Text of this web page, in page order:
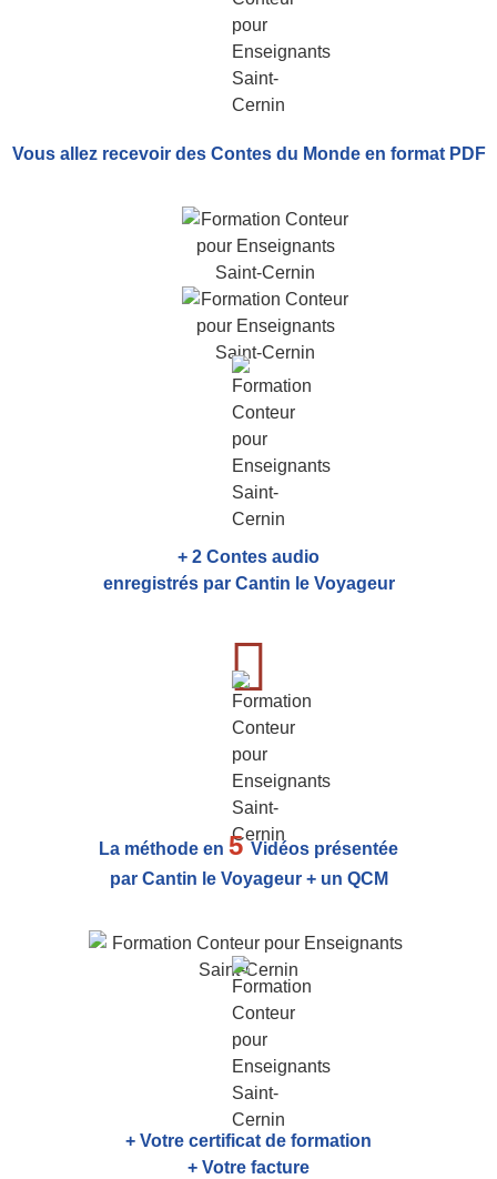
Vous allez recevoir des Contes du Monde en format PDF
+ 2 Contes audio
enregistrés par Cantin le Voyageur
La méthode en 5Vidéos présentée
par Cantin le Voyageur + un QCM
+ Votre certificat de formation
+ Votre facture